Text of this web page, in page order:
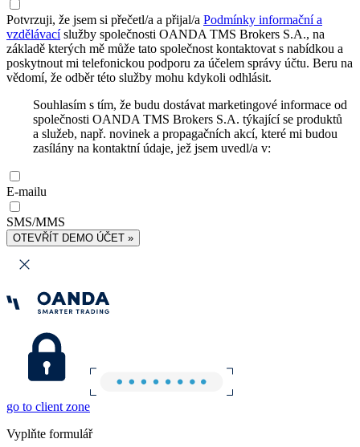
Potvrzuji, že jsem si přečetl/a a přijal/a Podmínky informační a
vzdělávacíslužby společnosti OANDA TMS Brokers S.A., na
základě kterých mě může tato společnost kontaktovat s nabídkou a
poskytnout mi telefonickou podporu za účelem správy účtu. Beru na
vědomí, že odběr této služby mohu kdykoli odhlásit.
Souhlasím s tím, že budu dostávat marketingové informace od
společnosti OANDA TMS Brokers S.A. týkající se produktů
a služeb, např. novinek a propagačních akcí, které mi budou
zasílány na kontaktní údaje, jež jsem uvedl/a v:
E-mailu
SMS/MMS
OTEVŘÍT DEMO ÚČET »
go to client zone
Vyplňte formulář